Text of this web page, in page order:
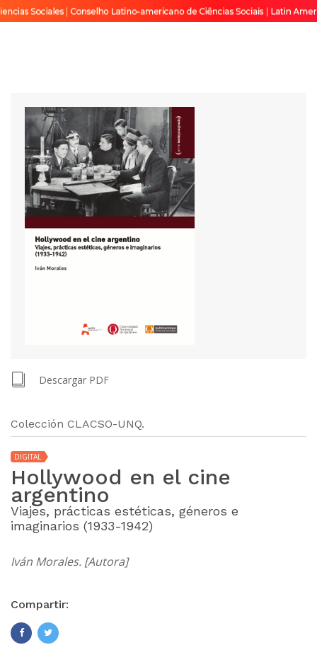
Descargar PDF
Colección CLACSO-UNQ.
DIGITAL
Hollywood en el cine
argentino
Viajes, prácticas estéticas, géneros e
imaginarios (1933-1942)
Iván Morales. [Autora]
Compartir: